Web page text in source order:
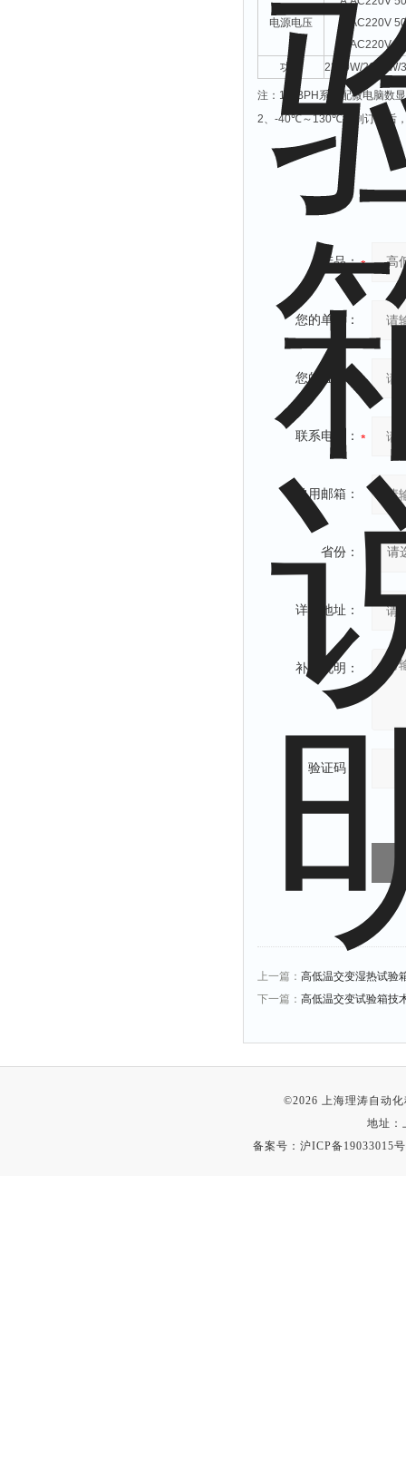
电源电压
B:AC220V
C:AC220V
功率
2250W/2650W/
注： 1 BPH 系列配微电脑数
2、 -40℃～130℃接到订单后
产品：
您的单位：
您的姓名：
联系电话：
常用邮箱：
省份：
详细地址：
补充说明：
验证码：
上一篇： 高低温交变湿热试验
下一篇： 高低温交变试验箱技
©2026 上海理涛自动
地址：
备案号： 沪ICP备19033015